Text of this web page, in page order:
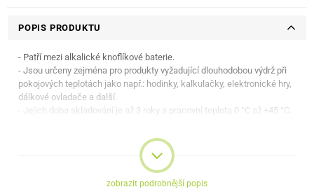
POPIS PRODUKTU
- Patří mezi alkalické knoflíkové baterie.
- Jsou určeny zejména pro produkty vyžadující dlouhodobou výdrž při
pokojových teplotách jako např.: hodinky, kalkulačky, elektronické hry,
dálkové ovladače a další.
- Jejich doba skladování je až 3 roky a pracovní teplota 0 °C až +45 °C.
- GP 189 (SR1130W, SR54, SR1130, SB-BU, 280-15, M, V389, D389,
- GP389, AG1, AG-1, 389, 189, L1131, G1, V1GA, LR1130, GP189, LR54,
- A389, L1131, RW89. LR1130S, LR1131, L1131/D, LR1130H, 389A,
zobrazit podrobnější popis